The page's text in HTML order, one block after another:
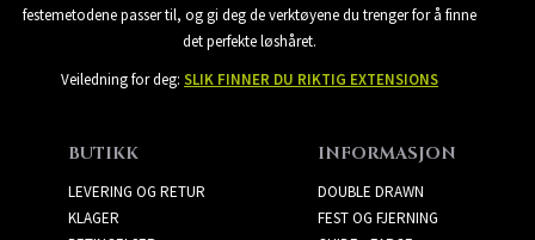
festemetodene passer til, og gi deg de verktøyene du trenger for å finne
det perfekte løshåret.
Veiledning for deg: SLIK FINNER DU RIKTIG EXTENSIONS
BUTIKK
LEVERING OG RETUR
KLAGER
INFORMASJON
DOUBLE DRAWN
FEST OG FJERNING